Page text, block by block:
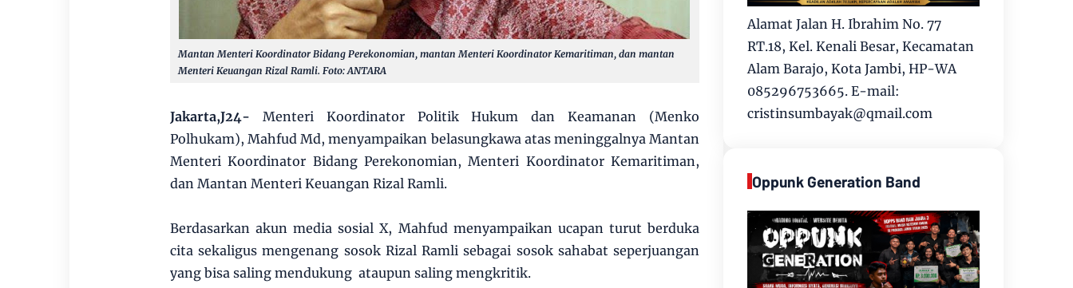
Mantan Menteri Koordinator Bidang Perekonomian, mantan Menteri Koordinator Kemaritiman, dan mantan
Menteri Keuangan Rizal Ramli. Foto: ANTARA
Jakarta,J24- Menteri Koordinator Politik Hukum dan Keamanan (Menko
Polhukam), Mahfud Md, menyampaikan belasungkawa atas meninggalnya Mantan
Menteri Koordinator Bidang Perekonomian, Menteri Koordinator Kemaritiman,
dan Mantan Menteri Keuangan Rizal Ramli.
Berdasarkan akun media sosial X, Mahfud menyampaikan ucapan turut berduka
cita sekaligus mengenang sosok Rizal Ramli sebagai sosok sahabat seperjuangan
yang bisa saling mendukung ataupun saling mengkritik.
Alamat Jalan H. Ibrahim No. 77
RT.18, Kel. Kenali Besar, Kecamatan
Alam Barajo, Kota Jambi, HP-WA
085296753665. E-mail:
cristinsumbayak@qmail.com
Oppunk Generation Band